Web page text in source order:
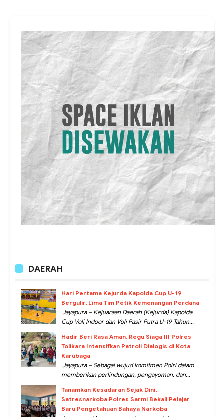
DAERAH
Hari Pertama Kejurda Kapolda Cup U-19
Bergulir, Lima Tim Petik Kemenangan Perdana
Jayapura – Kejuaraan Daerah (Kejurda) Kapolda
Cup Voli Indoor dan Voli Pasir Putra U-19 Tahun...
Hadir Beri Rasa Aman, Regu Siaga III Polres
Tolikara Intensifkan Patroli Dialogis di Kota
Karubaga
Jayapura – Sebagai wujud komitmen Polri dalam
memberikan perlindungan, pengayoman, dan...
Tanamkan Kesadaran Sejak Dini,
Satresnarkoba Polres Sarmi Bekali Pelajar
Baru Pengetahuan Bahaya Narkoba